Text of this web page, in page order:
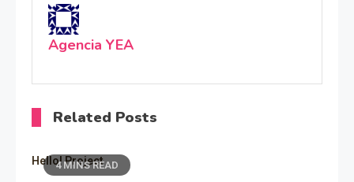
Agencia YEA
Related Posts
4 MINS READ
Hello! Project